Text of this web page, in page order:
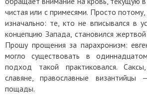
чистая или с примесями. Просто
изначально: те, кто не вписывался в
концепцию Запада, становился
Прошу прощения за парахронизм:
могло существовать в
подход такой практиковался.
славяне, православные
пощады.